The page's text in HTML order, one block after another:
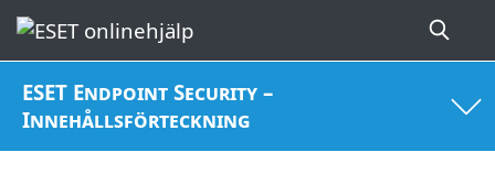
ESET Endpoint Security –
Innehållsförteckning